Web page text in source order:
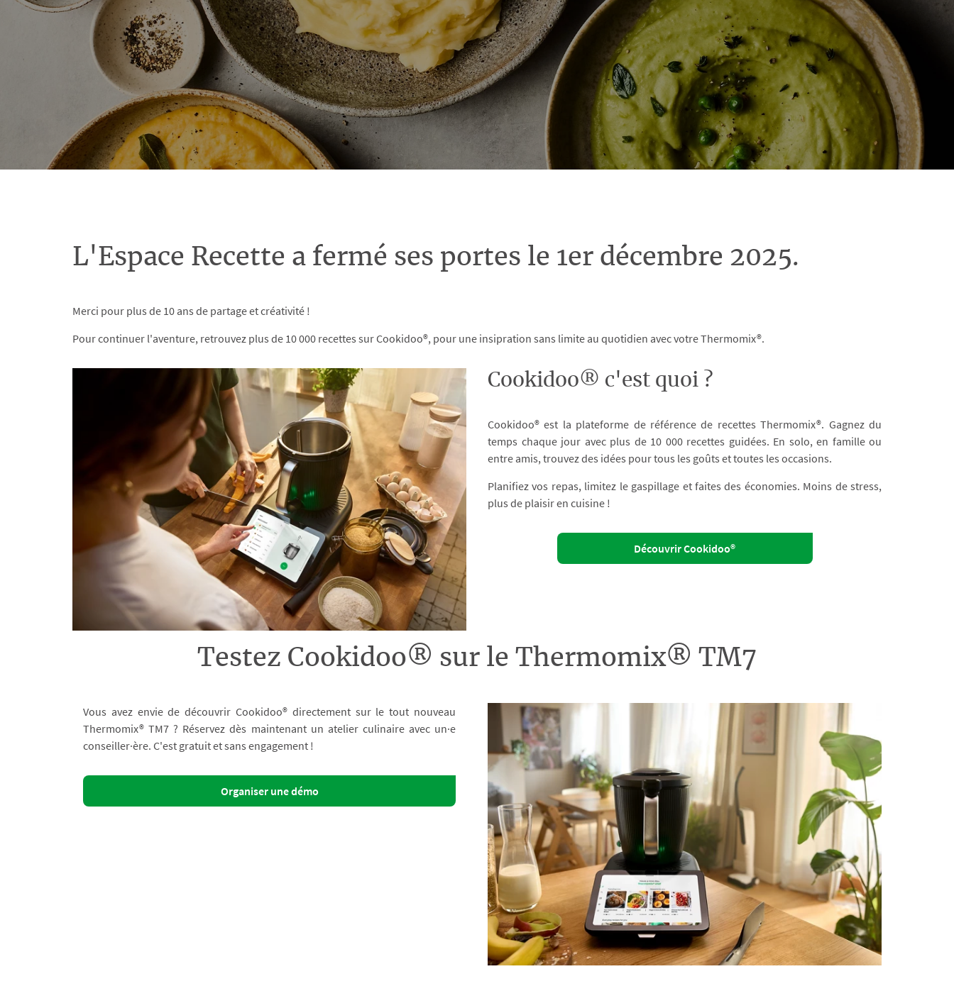
L'Espace Recette a fermé ses portes le 1er décembre 2025.
Merci pour plus de 10 ans de partage et créativité !
Pour continuer l'aventure, retrouvez plus de 10 000 recettes sur Cookidoo®, pour une insipration sans limite au quotidien avec votre Thermomix®.
Cookidoo® c'est quoi ?
Cookidoo® est la plateforme de référence de recettes Thermomix®. Gagnez du
temps chaque jour avec plus de 10 000 recettes guidées. En solo, en famille ou
entre amis, trouvez des idées pour tous les goûts et toutes les occasions.
Planifiez vos repas, limitez le gaspillage et faites des économies. Moins de stress,
plus de plaisir en cuisine !
Découvrir Cookidoo®
Testez Cookidoo® sur le Thermomix® TM7
Vous avez envie de découvrir Cookidoo® directement sur le tout nouveau
Thermomix® TM7 ? Réservez dès maintenant un atelier culinaire avec un·e
conseiller·ère. C'est gratuit et sans engagement !
Organiser une démo